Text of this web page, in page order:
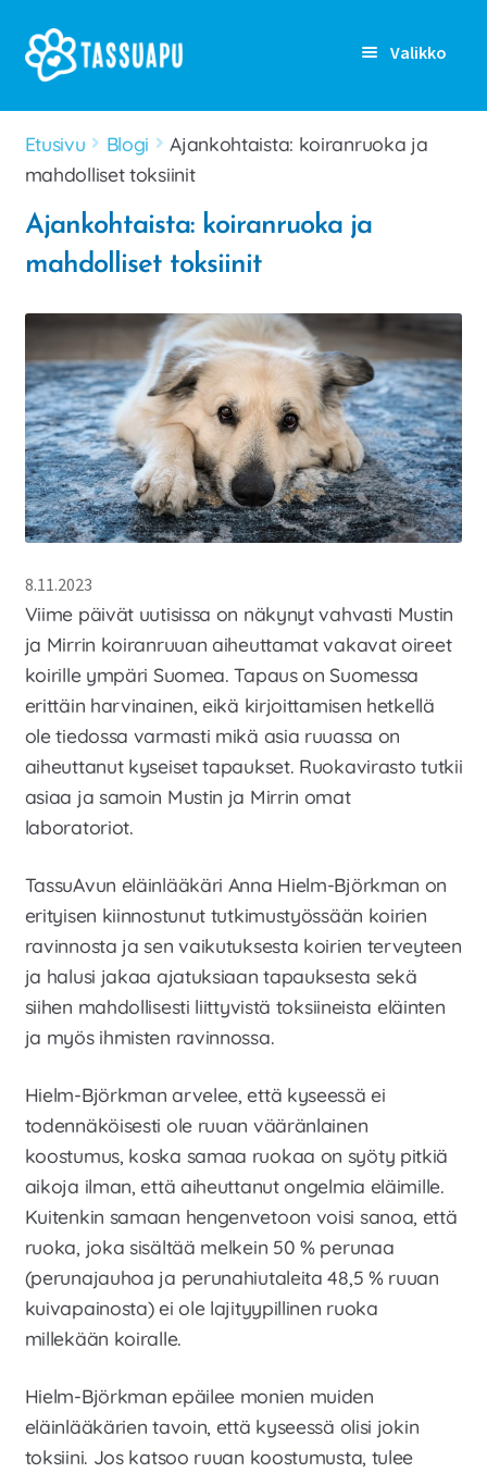
Siirry
navigointiin
Siirry
sisältöön
Valikko
Rekisteröidy
Kirjaudu sisään
Etusivu
tason
valikko
Ominaisuudet
tason
valikko
Artikkelit
Hinnoittelu
Meistä
tason
valikko
Etusivu Blogi
Ajankohtaista: koiranruoka ja
mahdolliset toksiinit
Ajankohtaista: koiranruoka ja
mahdolliset toksiinit
8.11.2023
Viime päivät uutisissa on näkynyt vahvasti Mustin
ja Mirrin koiranruuan aiheuttamat vakavat oireet
koirille ympäri Suomea. Tapaus on Suomessa
erittäin harvinainen, eikä kirjoittamisen hetkellä
ole tiedossa varmasti mikä asia ruuassa on
aiheuttanut kyseiset tapaukset. Ruokavirasto tutkii
asiaa ja samoin Mustin ja Mirrin omat
laboratoriot.
TassuAvun eläinlääkäri Anna Hielm-Björkman on
erityisen kiinnostunut tutkimustyössään koirien
ravinnosta ja sen vaikutuksesta koirien terveyteen
ja halusi jakaa ajatuksiaan tapauksesta sekä
siihen mahdollisesti liittyvistä toksiineista eläinten
ja myös ihmisten ravinnossa.
Hielm-Björkman arvelee, että kyseessä ei
todennäköisesti ole ruuan vääränlainen
koostumus, koska samaa ruokaa on syöty pitkiä
aikoja ilman, että aiheuttanut ongelmia eläimille.
Kuitenkin samaan hengenvetoon voisi sanoa, että
ruoka, joka sisältää melkein 50 % perunaa
(perunajauhoa ja perunahiutaleita 48,5 % ruuan
kuivapainosta) ei ole lajityypillinen ruoka
millekään koiralle.
Hielm-Björkman epäilee monien muiden
eläinlääkärien tavoin, että kyseessä olisi jokin
toksiini. Jos katsoo ruuan koostumusta, tulee